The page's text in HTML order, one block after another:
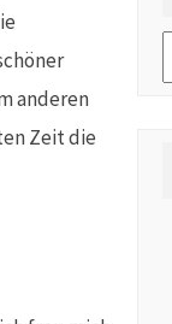
anderen
Zeit die